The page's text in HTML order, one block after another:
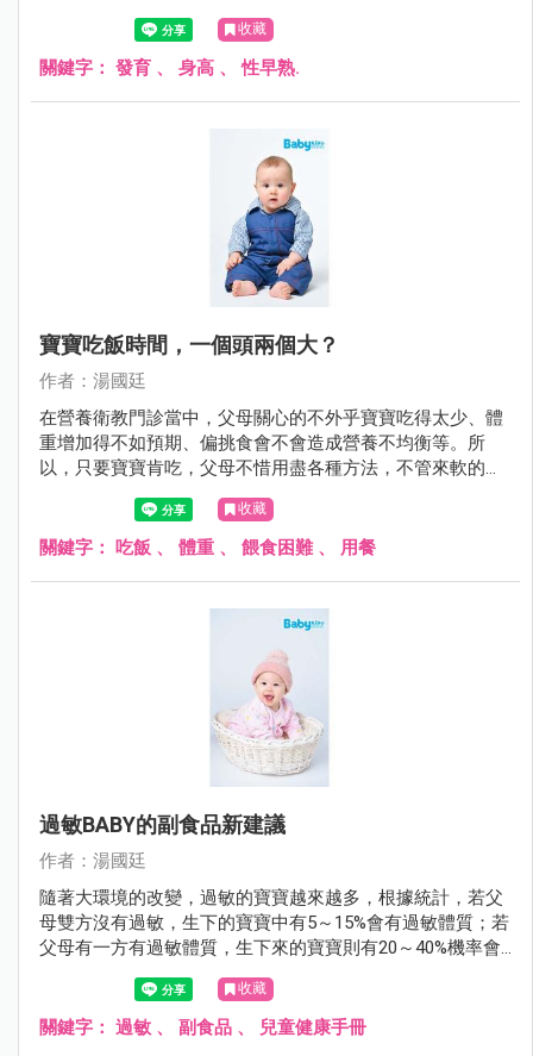
問題時常困擾著父母。
收藏
關鍵字： 發育 、 身高 、性早熟.
寶寶吃飯時間，一個頭兩個大？
作者：湯國廷
在營養衛教門診當中，父母關心的不外乎寶寶吃得太少、體
重增加得不如預期、偏挑食會不會造成營養不均衡等。所
以，只要寶寶肯吃，父母不惜用盡各種方法，不管來軟的或
是來硬的，甚至仿效老萊子娛親（只是這回對象是自己寶
寶）。但有些方法可能第一次有效，久了就失效，甚至造成
反效果，看到飯端出來就跑給父母追或緊閉雙唇。
收藏
關鍵字： 吃飯 、 體重 、 餵食困難、 用餐
過敏BABY的副食品新建議
作者：湯國廷
隨著大環境的改變，過敏的寶寶越來越多，根據統計，若父
母雙方沒有過敏，生下的寶寶中有5～15%會有過敏體質；若
父母有一方有過敏體質，生下來的寶寶則有20～40%機率會
有過敏體質；若父母雙方都有過敏體質，生下的寶寶過敏的
機會則大增到40～80%。 收藏
關鍵字： 過敏 、 副食品 、 兒童健康手冊